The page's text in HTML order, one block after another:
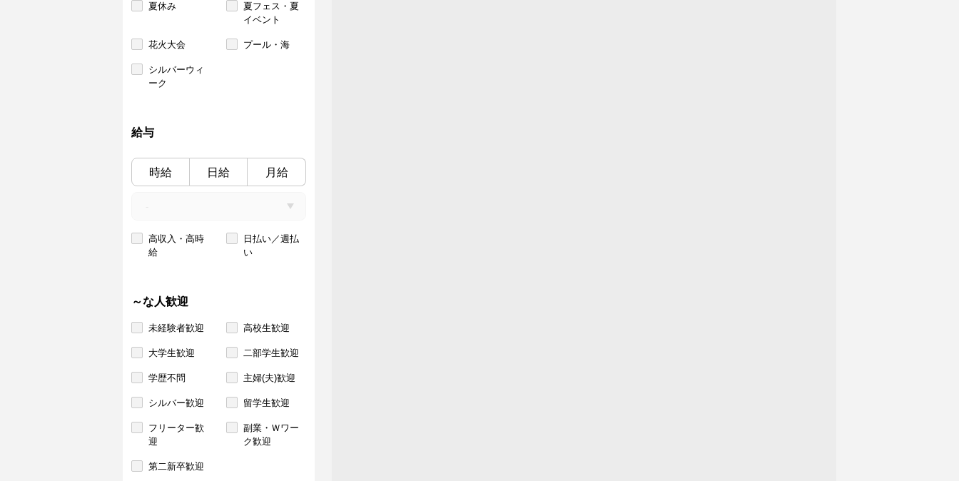
夏休み
夏フェス・夏
イベント
花火大会 プール・海
シルバーウィ
ーク
給与
時給 日給 月給
高収入・高時
給
日払い／週払
い
～な人歓迎
未経験者歓迎 高校生歓迎
大学生歓迎 二部学生歓迎
学歴不問 主婦(夫)歓迎
シルバー歓迎 留学生歓迎
フリーター歓
迎
副業・Ｗワー
ク歓迎
第二新卒歓迎